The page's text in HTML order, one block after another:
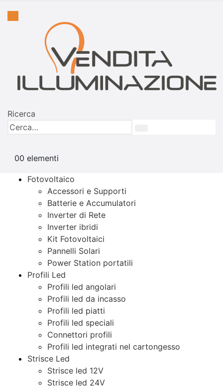
Ricerca
00 elementi
Fotovoltaico
Accessori e Supporti
Batterie e Accumulatori
Inverter di Rete
Inverter ibridi
Kit Fotovoltaici
Pannelli Solari
Power Station portatili
Profili Led
Profili led angolari
Profili led da incasso
Profili led piatti
Profili led speciali
Connettori profili
Profili led integrati nel cartongesso
Strisce Led
Strisce led 12V
Strisce led 24V